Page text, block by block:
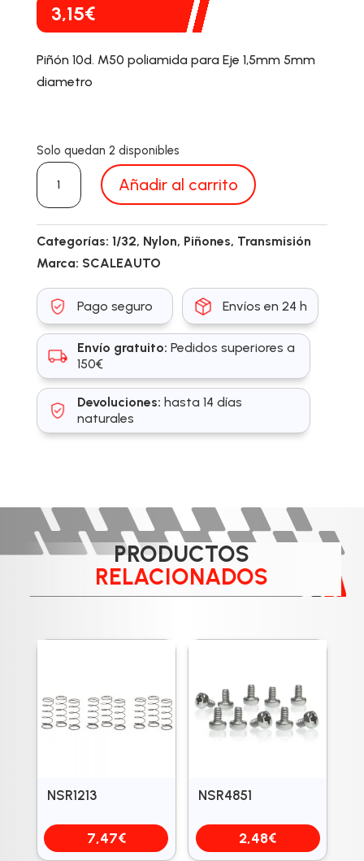
3,15€
Piñón 10d. M50 poliamida para Eje 1,5mm 5mm
diametro
Solo quedan 2 disponibles
SC1293
cantidad
Añadir al carrito
Categorías: 1/32, Nylon, Piñones, Transmisión
Marca: SCALEAUTO
Pago seguro Envíos en 24 h
Envío gratuito: Pedidos superiores a
150€
Devoluciones: hasta 14 días
naturales
PRODUCTOS
RELACIONADOS
NSR1213
7,47€
NSR4851
2,48€